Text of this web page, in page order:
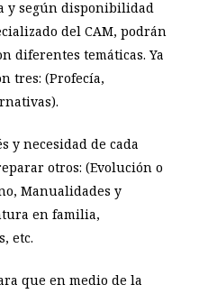
y según disponibilidad
del CAM, podrán
diferentes temáticas. Ya
tres: (Profecía,
y necesidad de cada
otros: (Evolución o
Manualidades y
en familia,
etc.
que en medio de la